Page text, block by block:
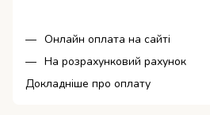
Онлайн оплата на сайті
На розрахунковий рахунок
Докладніше про оплату